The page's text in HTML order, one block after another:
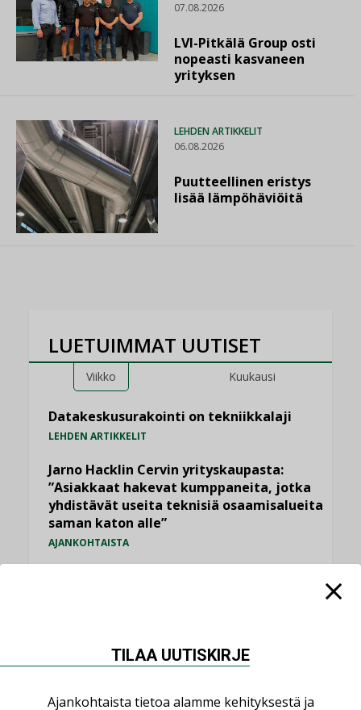
07.08.2026
LVI-Pitkälä Group osti
nopeasti kasvaneen
yrityksen
LEHDEN ARTIKKELIT
06.08.2026
Puutteellinen eristys
lisää lämpöhäviöitä
LUETUIMMAT UUTISET
Viikko Kuukausi
Datakeskusurakointi on tekniikkalaji
LEHDEN ARTIKKELIT
Jarno Hacklin Cervin yrityskaupasta:
”Asiakkaat hakevat kumppaneita, jotka
yhdistävät useita teknisiä osaamisalueita
saman katon alle”
AJANKOHTAISTA
Puutteellinen eristys lisää lämpöhäviöitä
TILAA UUTISKIRJE
Ajankohtaista tietoa alamme kehityksestä ja